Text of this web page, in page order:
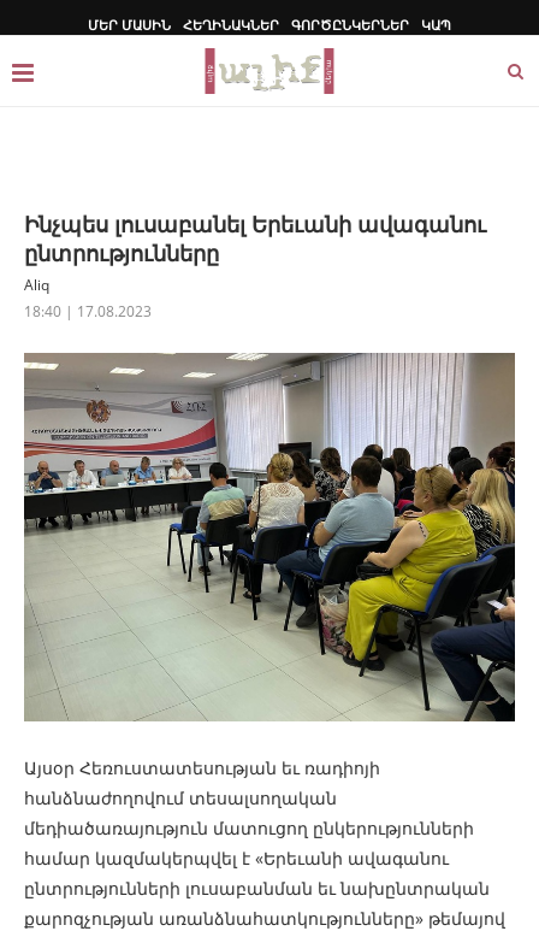
ՄԵՐ ՄԱՍԻՆ ՀԵՂԻՆԱԿՆԵՐ ԳՈՐԾԸՆԿԵՐՆԵՐ ԿԱՊ
Ինչպես լուսաբանել Երեւանի ավագանու
ընտրությունները
Aliq
18:40 | 17.08.2023
Այսօր Հեռուստատեսության եւ ռադիոյի
հանձնաժողովում տեսալսողական
մեդիածառայություն մատուցող ընկերությունների
համար կազմակերպվել է «Երեւանի ավագանու
ընտրությունների լուսաբանման եւ նախընտրական
քարոզչության առանձնահատկությունները» թեմայով